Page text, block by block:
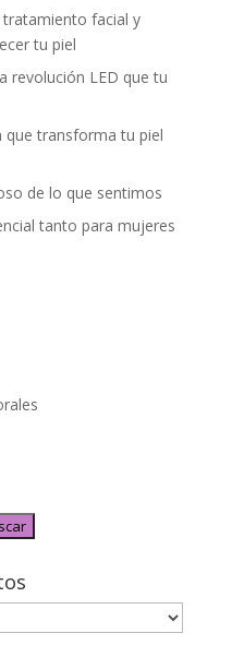
tratamiento facial y
tu piel
revolución LED que tu
que transforma tu piel
de lo que sentimos
tanto para mujeres